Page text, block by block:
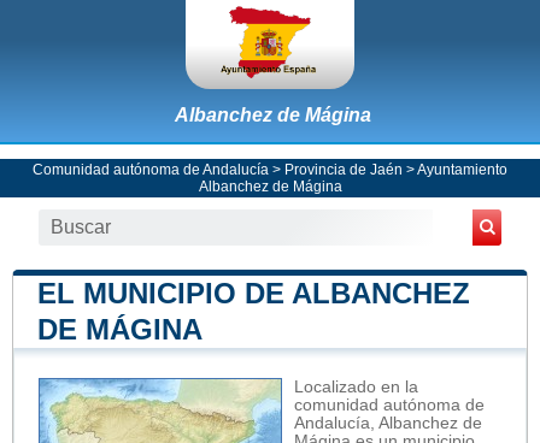
Albanchez de Mágina
Comunidad autónoma de Andalucía > Provincia de Jaén >Ayuntamiento
Albanchez de Mágina
EL MUNICIPIO DE ALBANCHEZ
DE MÁGINA
Localizado en la
comunidad autónoma de
Andalucía, Albanchez de